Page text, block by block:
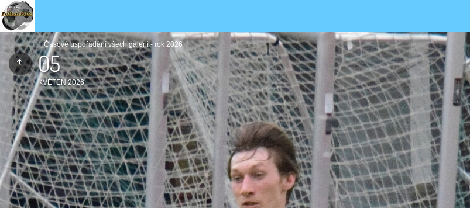
Časové uspořádání všech galerií - rok 2026
05
KVĚTEN 2026